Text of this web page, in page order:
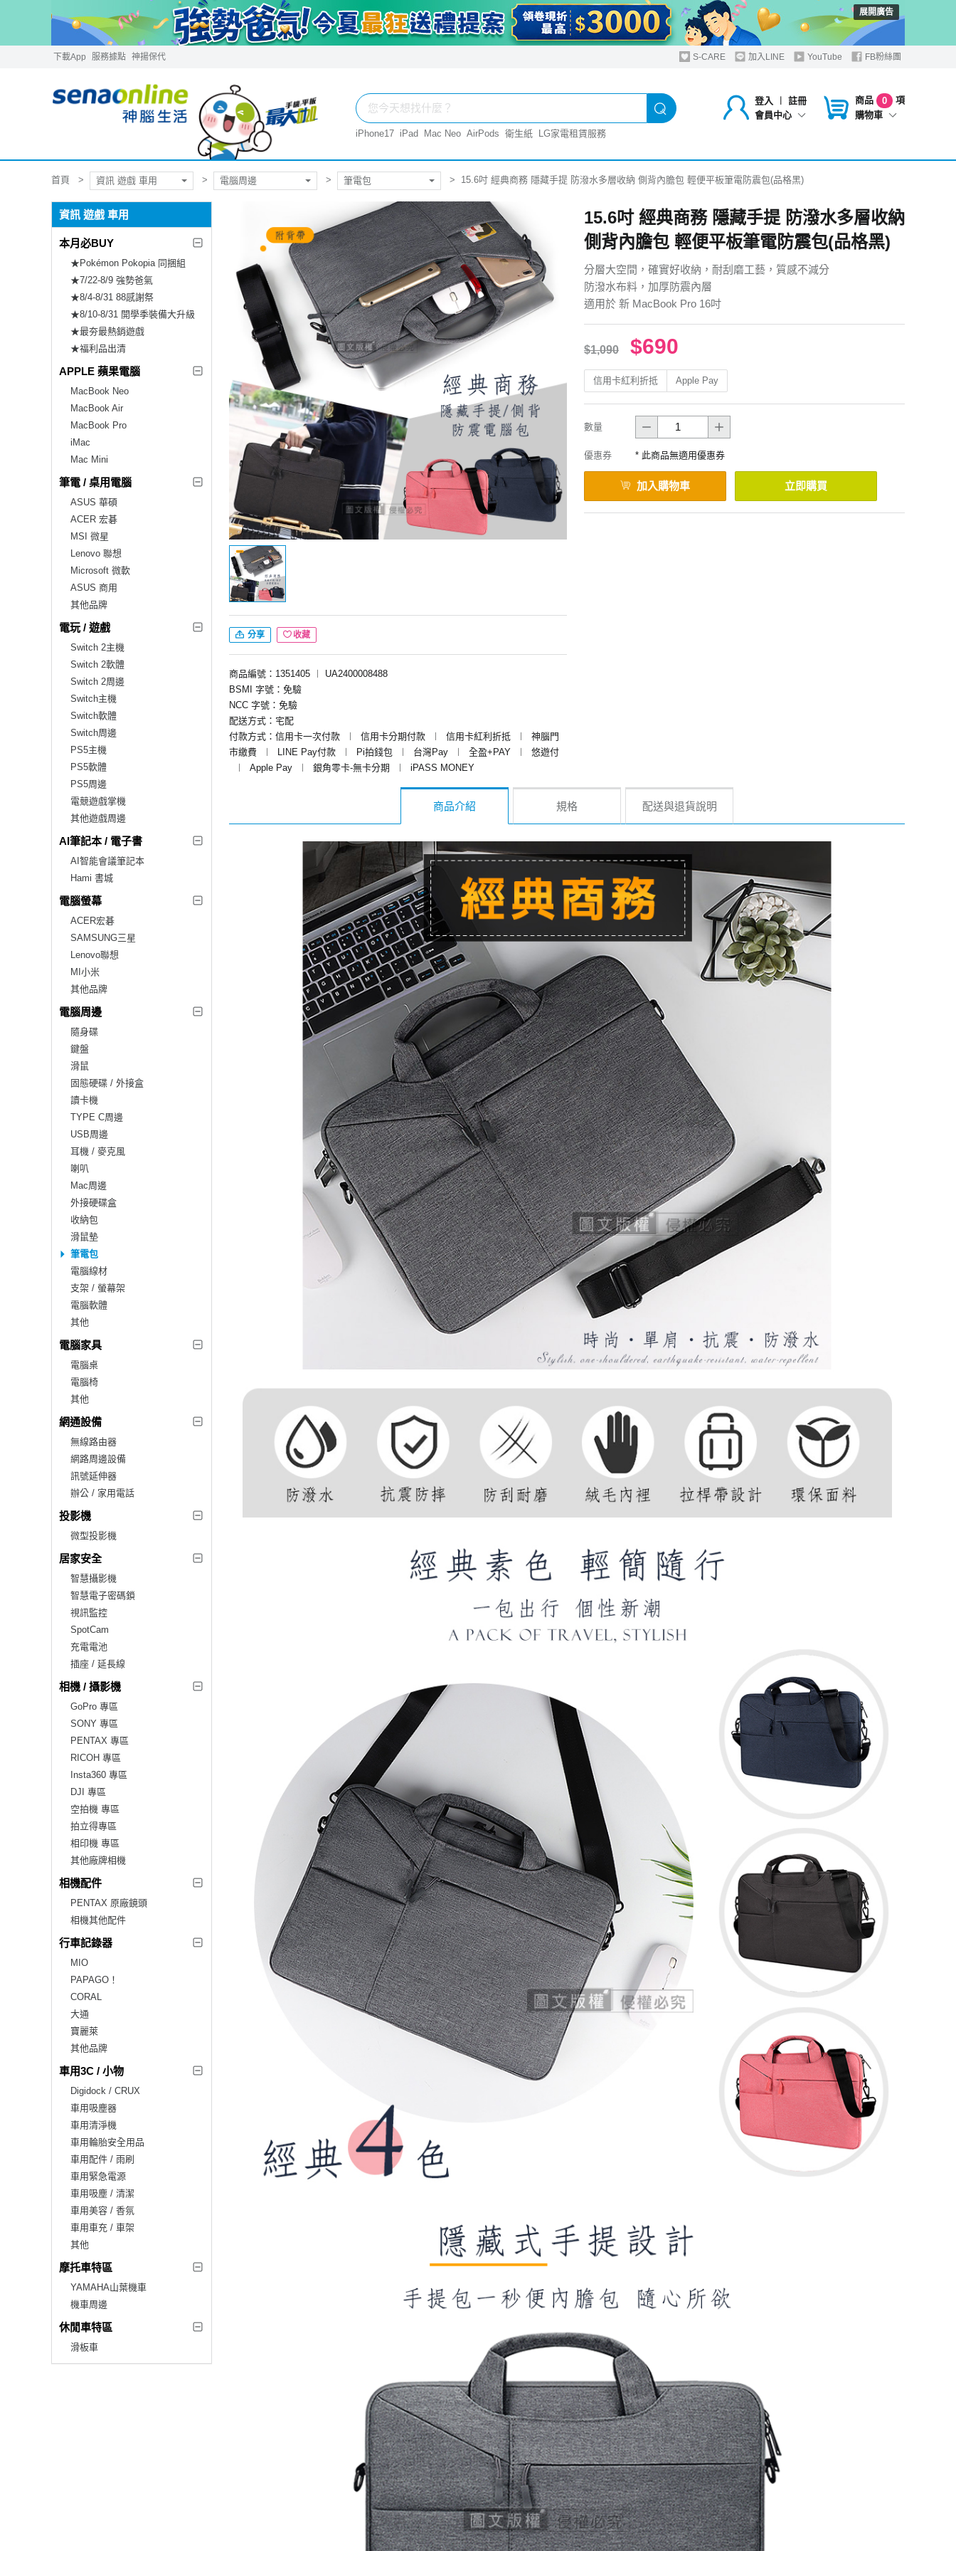
展開廣告
下載App 服務據點 神揚保代 S-CARE 加入LINE YouTube FB粉絲團
登入 ︱
註冊
會員中心
商品 0
項
購物車
iPhone17 iPad Mac Neo AirPods 衛生紙 LG家電租賃服務
首頁 資訊 遊戲 車用 電腦周邊 筆電包 15.6吋 經典商務 隱藏手提 防潑水多層收納 側背內膽包 輕便平板筆電防震包(品格黑)
資訊 遊戲 車用
本月必BUY
★Pokémon Pokopia 同捆組
★7/22-8/9 強勢爸氣
★8/4-8/31 88感謝祭
★8/10-8/31 開學季裝備大升級
★最夯最熱銷遊戲
★福利品出清
APPLE 蘋果電腦
MacBook Neo
MacBook Air
MacBook Pro
iMac
Mac Mini
筆電 / 桌用電腦
ASUS 華碩
ACER 宏碁
MSI 微星
Lenovo 聯想
Microsoft 微軟
ASUS 商用
其他品牌
電玩 / 遊戲
Switch 2主機
Switch 2軟體
Switch 2周邊
Switch主機
Switch軟體
Switch周邊
PS5主機
PS5軟體
PS5周邊
電競遊戲掌機
其他遊戲周邊
AI筆記本 / 電子書
AI智能會議筆記本
Hami 書城
電腦螢幕
ACER宏碁
SAMSUNG三星
Lenovo聯想
MI小米
其他品牌
電腦周邊
隨身碟
鍵盤
滑鼠
固態硬碟 / 外接盒
讀卡機
TYPE C周邊
USB周邊
耳機 / 麥克風
喇叭
Mac周邊
外接硬碟盒
收納包
滑鼠墊
筆電包
電腦線材
支架 / 螢幕架
電腦軟體
其他
電腦家具
電腦桌
電腦椅
其他
網通設備
無線路由器
網路周邊設備
訊號延伸器
辦公 / 家用電話
投影機
微型投影機
居家安全
智慧攝影機
智慧電子密碼鎖
視訊監控
SpotCam
充電電池
插座 / 延長線
相機 / 攝影機
GoPro 專區
SONY 專區
PENTAX 專區
RICOH 專區
Insta360 專區
DJI 專區
空拍機 專區
拍立得專區
相印機 專區
其他廠牌相機
相機配件
PENTAX 原廠鏡頭
相機其他配件
行車記錄器
MIO
PAPAGO！
CORAL
大通
寶麗萊
其他品牌
車用3C / 小物
Digidock / CRUX
車用吸塵器
車用清淨機
車用輪胎安全用品
車用配件 / 雨刷
車用緊急電源
車用吸塵 / 清潔
車用美容 / 香氛
車用車充 / 車架
其他
摩托車特區
YAMAHA山葉機車
機車周邊
休閒車特區
滑板車
分享 收藏
商品編號：1351405 ︱
UA2400008488
BSMI 字號：免驗
NCC 字號：免驗
配送方式：宅配
付款方式：信用卡一次付款
︱ 信用卡分期付款 ︱ 信用卡紅利折抵 ︱
神腦門
市繳費
︱ LINE Pay付款 ︱ Pi拍錢包 ︱ 台灣Pay ︱ 全盈+PAY ︱
悠遊付
︱
Apple Pay ︱ 銀角零卡-無卡分期 ︱ iPASS MONEY
15.6吋 經典商務 隱藏手提 防潑水多層收納
側背內膽包 輕便平板筆電防震包(品格黑)
分層大空間，確實好收納，耐刮磨工藝，質感不減分
防潑水布料，加厚防震內層
適用於 新 MacBook Pro 16吋
$1,090 $690
信用卡紅利折抵 Apple Pay
數量
優惠券 * 此商品無適用優惠券
加入購物車 立即購買
商品介紹 規格 配送與退貨說明